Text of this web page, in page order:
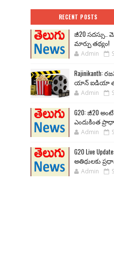
RECENT POSTS
జీ20 సదస్సు..
మార్పు తథ్యం!
Admin
యాన్ ఐడియా
Admin
G20: జీ20
ఎందుకింత
Admin
G20 Live
అతిథులకు
Admin